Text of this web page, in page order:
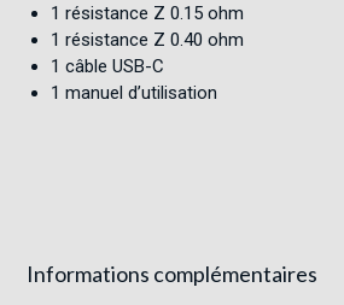
1 résistance Z 0.15 ohm
1 résistance Z 0.40 ohm
1 câble USB-C
1 manuel d’utilisation
Informations complémentaires